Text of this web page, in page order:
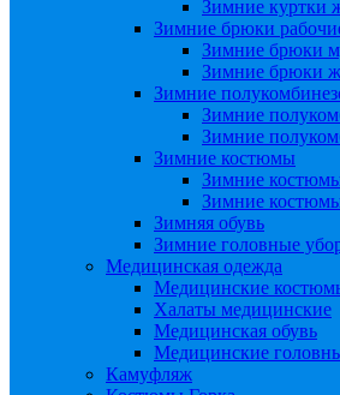
Зимние куртки
Зимние брюки
Зимние брюки
Зимние брюки
Зимние
Зимние
Зимние
Зимние костюмы
Зимние
Зимние
Зимняя обувь
Зимние головные
Медицинская одежда
Медицинские
Халаты медицинские
Медицинская обувь
Медицинские
Камуфляж